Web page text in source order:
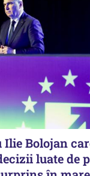
Bolojan
luate de